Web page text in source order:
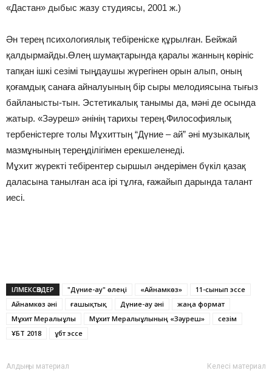
«Дастан» дыбыс жазу студиясы, 2001 ж.)
Ән терең психологиялық тебіреніске құрылған. Бейжай
қалдырмайды.Өлең шумақтарында қаралы жанның көрініс
тапқан ішкі сезімі тыңдаушы жүрегінен орын алып, оның
қоғамдық санаға айналуының бір сыры мелодиясына тығыз
байланысты-тын. Эстетикалық танымы да, мәні де осында
жатыр. «Зәуреш» әнінің тарихы терең.Философиялық
тербеністерге толы Мұхиттың “Дүние – ай” әні музыкалық
мазмұнының тереңділігімен ерекшеленеді.
Мұхит жүректі тебірентер сыршыл әндерімен бүкіл қазақ
даласына танылған аса ірі тұлға, ғажайып дарында талант
иесі.
ІЛМЕКСӨЗДЕР "Дүние-ау" өлеңі «Айнамкөз»
11-сынып эссе
Айнамкөз әні
ғашықтық Дүние-ау әні
жаңа формат
Мұхит Мералыұлы
Мұхит Мералыұлының «Зәуреш»
сезім
ҰБТ 2018
ұбт эссе
Алдыңғы материал Келесі материал